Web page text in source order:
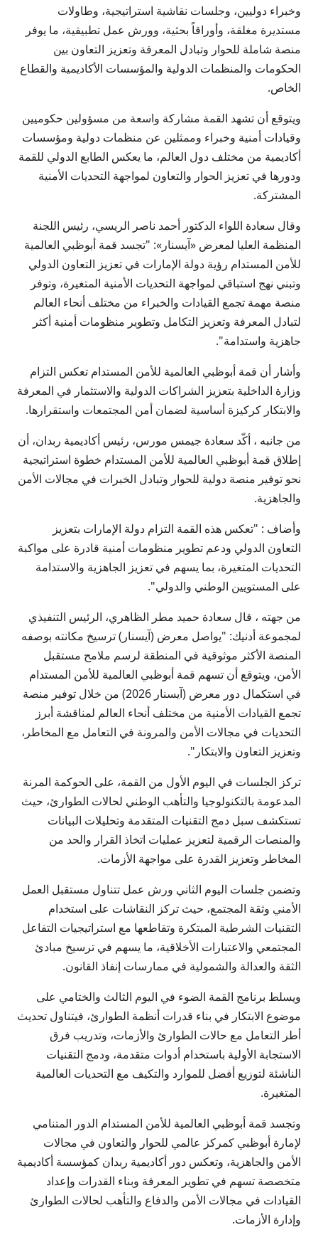
وخبراء دوليين، وجلسات نقاشية استراتيجية، وطاولات
مستديرة مغلقة، وأوراقاً بحثية، وورش عمل تطبيقية، ما يوفر
منصة شاملة للحوار وتبادل المعرفة وتعزيز التعاون بين
الحكومات والمنظمات الدولية والمؤسسات الأكاديمية والقطاع
الخاص.
ويتوقع أن تشهد القمة مشاركة واسعة من مسؤولين حكوميين
وقيادات أمنية وخبراء وممثلين عن منظمات دولية ومؤسسات
أكاديمية من مختلف دول العالم، ما يعكس الطابع الدولي للقمة
ودورها في تعزيز الحوار والتعاون لمواجهة التحديات الأمنية
المشتركة.
وقال سعادة اللواء الدكتور أحمد ناصر الريسي، رئيس اللجنة
المنظمة العليا لمعرض «آيسنار»: "تجسد قمة أبوظبي العالمية
للأمن المستدام رؤية دولة الإمارات في تعزيز التعاون الدولي
وتبني نهج استباقي لمواجهة التحديات الأمنية المتغيرة، وتوفر
منصة مهمة تجمع القيادات والخبراء من مختلف أنحاء العالم
لتبادل المعرفة وتعزيز التكامل وتطوير منظومات أمنية أكثر
جاهزية واستدامة".
وأشار أن قمة أبوظبي العالمية للأمن المستدام تعكس التزام
وزارة الداخلية بتعزيز الشراكات الدولية والاستثمار في المعرفة
والابتكار كركيزة أساسية لضمان أمن المجتمعات واستقرارها.
من جانبه ، أكّد سعادة جيمس مورس، رئيس أكاديمية ربدان، أن
إطلاق قمة أبوظبي العالمية للأمن المستدام خطوة استراتيجية
نحو توفير منصة دولية للحوار وتبادل الخبرات في مجالات الأمن
والجاهزية.
وأضاف : "تعكس هذه القمة التزام دولة الإمارات بتعزيز
التعاون الدولي ودعم تطوير منظومات أمنية قادرة على مواكبة
التحديات المتغيرة، بما يسهم في تعزيز الجاهزية والاستدامة
على المستويين الوطني والدولي".
من جهته ، قال سعادة حميد مطر الظاهري، الرئيس التنفيذي
لمجموعة أدنيك: "يواصل معرض (آيسنار) ترسيخ مكانته بوصفه
المنصة الأكثر موثوقية في المنطقة لرسم ملامح مستقبل
الأمن، ويتوقع أن تسهم قمة أبوظبي العالمية للأمن المستدام
في استكمال دور معرض (آيسنار 2026) من خلال توفير منصة
تجمع القيادات الأمنية من مختلف أنحاء العالم لمناقشة أبرز
التحديات في مجالات الأمن والمرونة في التعامل مع المخاطر،
وتعزيز التعاون والابتكار".
تركز الجلسات في اليوم الأول من القمة، على الحوكمة المرنة
المدعومة بالتكنولوجيا والتأهب الوطني لحالات الطوارئ، حيث
تستكشف سبل دمج التقنيات المتقدمة وتحليلات البيانات
والمنصات الرقمية لتعزيز عمليات اتخاذ القرار والحد من
المخاطر وتعزيز القدرة على مواجهة الأزمات.
وتضمن جلسات اليوم الثاني ورش عمل تتناول مستقبل العمل
الأمني وثقة المجتمع، حيث تركز النقاشات على استخدام
التقنيات الشرطية المبتكرة وتقاطعها مع استراتيجيات التفاعل
المجتمعي والاعتبارات الأخلاقية، ما يسهم في ترسيخ مبادئ
الثقة والعدالة والشمولية في ممارسات إنفاذ القانون.
ويسلط برنامج القمة الضوء في اليوم الثالث والختامي على
موضوع الابتكار في بناء قدرات أنظمة الطوارئ، فيتناول تحديث
أطر التعامل مع حالات الطوارئ والأزمات، وتدريب فرق
الاستجابة الأولية باستخدام أدوات متقدمة، ودمج التقنيات
الناشئة لتوزيع أفضل للموارد والتكيف مع التحديات العالمية
المتغيرة.
وتجسد قمة أبوظبي العالمية للأمن المستدام الدور المتنامي
لإمارة أبوظبي كمركز عالمي للحوار والتعاون في مجالات
الأمن والجاهزية، وتعكس دور أكاديمية ربدان كمؤسسة أكاديمية
متخصصة تسهم في تطوير المعرفة وبناء القدرات وإعداد
القيادات في مجالات الأمن والدفاع والتأهب لحالات الطوارئ
وإدارة الأزمات.